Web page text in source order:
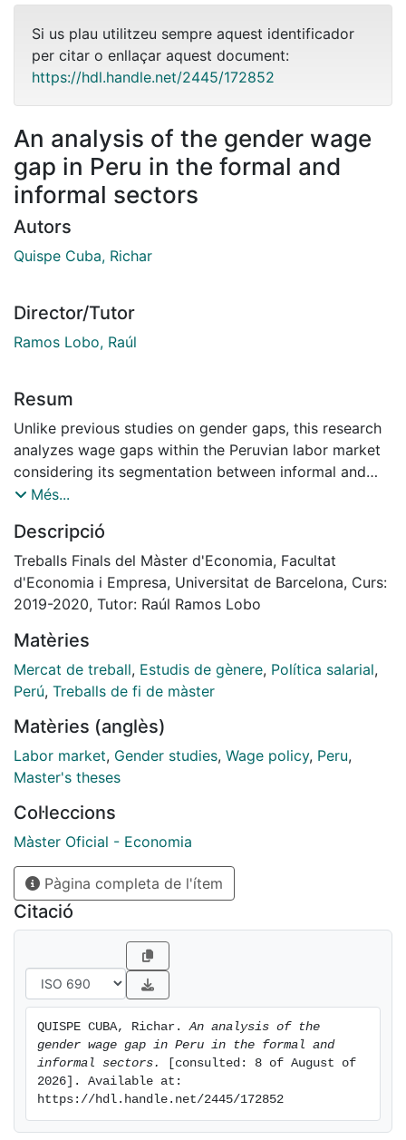
Si us plau utilitzeu sempre aquest identificador
per citar o enllaçar aquest document:
https://hdl.handle.net/2445/172852
An analysis of the gender wage
gap in Peru in the formal and
informal sectors
Autors
Quispe Cuba, Richar
Director/Tutor
Ramos Lobo, Raúl
Resum
Unlike previous studies on gender gaps, this research
analyzes wage gaps within the Peruvian labor market
considering its segmentation between informal and
formal and a sub-segmentation between public and
this purpose, we apply decomposition methods for
mean wage and along the wage distribution. The main
findings are the following: first, in the informal
segment there are wide wage gaps in the upper and
greater emphasis on the informal public segment, and
in the informal private segment we found a negative
wage gap against women but constant along the
private) the largest gaps were found at the upper end
of the distribution, a result that is in line with the "glass
ceiling" effect found by the international literature.
Més...
Descripció
Treballs Finals del Màster d'Economia, Facultat
d'Economia i Empresa, Universitat de Barcelona, Curs:
2019-2020, Tutor: Raúl Ramos Lobo
Matèries
Mercat de treball, Estudis de gènere, Política salarial,
Perú, Treballs de fi de màster
Matèries (anglès)
Labor market, Gender studies, Wage policy, Peru,
Master's theses
Col·leccions
Màster Oficial - Economia
Pàgina completa de l'ítem
Citació
QUISPE CUBA, Richar. An analysis of the
gender wage gap in Peru in the formal and
informal sectors.
[consulted: 8 of August of
2026]. Available at:
https://hdl.handle.net/2445/172852